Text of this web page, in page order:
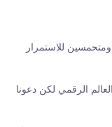
ومتحمسين للاستمرار
الرقمي لكن دعونا